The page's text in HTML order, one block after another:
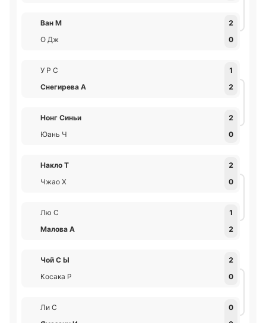
Ван М
2
О Дж
0
У Р С
1
Снегирева А
2
Нонг Синьи
2
Юань Ч
0
Накло Т
2
Чжао X
0
Лю С
1
Малова А
2
Чой С Ы
2
Косака Р
0
Ли С
0